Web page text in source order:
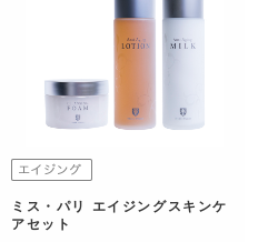
ミス・パリ エイジングスキンケ
アセット